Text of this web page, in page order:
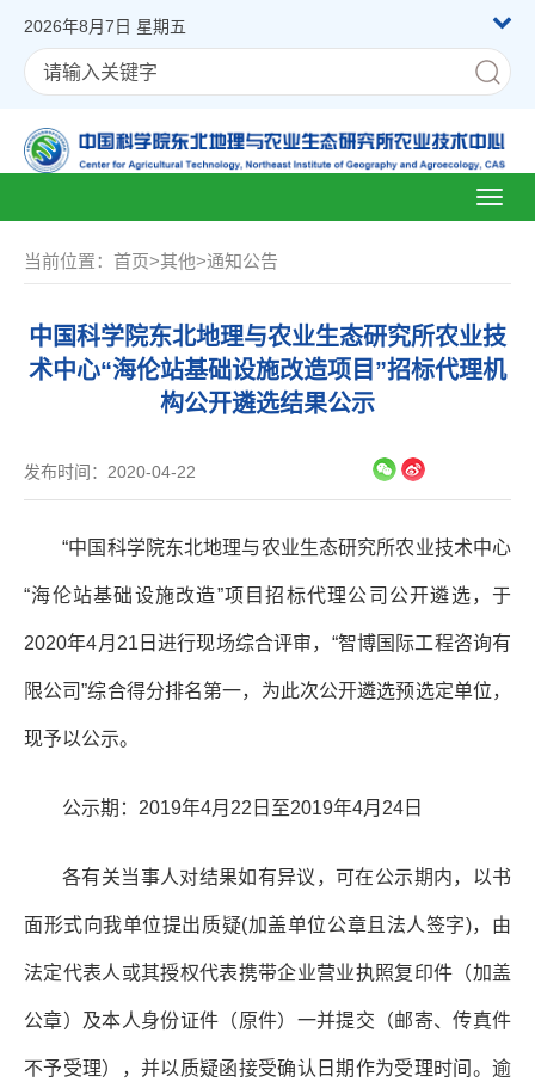
2026年8月7日 星期五
当前位置： 首页>其他>通知公告
中国科学院东北地理与农业生态研究所农业技
术中心“海伦站基础设施改造项目”招标代理机
构公开遴选结果公示
发布时间：2020-04-22
“中国科学院东北地理与农业生态研究所农业技术中心
“海伦站基础设施改造”项目招标代理公司公开遴选，于
2020年4月 21 日进行现场综合评审，“智博国际工程咨询有
限公司”综合得分排名第一，为此次公开遴选预选定单位，
现予以公示。
公示期： 2019年4月 22 日至2019年4月 24 日
各有关当事人对结果如有异议，可在公示期内，以书
面形式向我单位提出质疑(加盖单位公章且法人签字)，由
法定代表人或其授权代表携带企业营业执照复印件（加盖
公章）及本人身份证件（原件）一并提交（邮寄、传真件
不予受理），并以质疑函接受确认日期作为受理时间。逾